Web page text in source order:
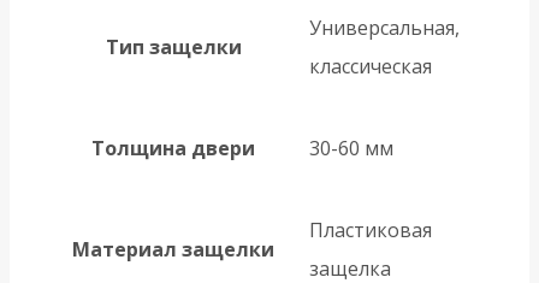
Тип защелки
Универсальная,
классическая
Толщина двери 30-60 мм
Материал защелки
Пластиковая
защелка